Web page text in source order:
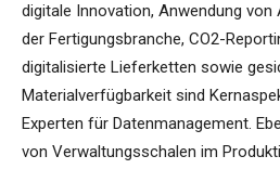
digitale Innovation, Anwendung von
der Fertigungsbranche, CO2-
digitalisierte Lieferketten sowie
Materialverfügbarkeit sind
Experten für Datenmanagement.
von Verwaltungsschalen im